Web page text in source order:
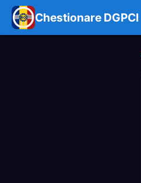
Chestionare DGPCI